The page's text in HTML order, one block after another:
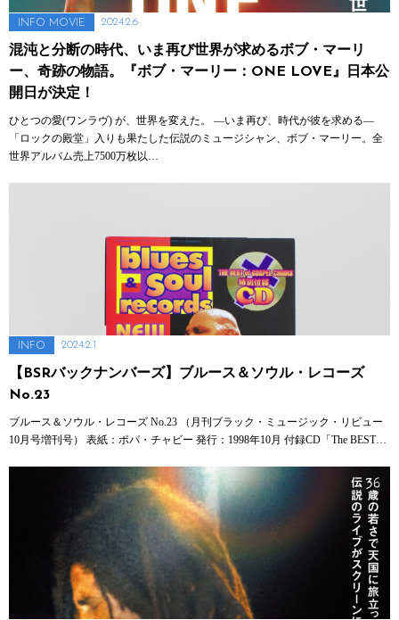
INFO MOVIE 2024.2.6
混沌と分断の時代、いま再び世界が求めるボブ・マーリ
ー、奇跡の物語。『ボブ・マーリー：ONE LOVE』日本公
開日が決定！
ひとつの愛(ワンラヴ) が、世界を変えた。 ―いま再び、時代が彼を求める―
「ロックの殿堂」入りも果たした伝説のミュージシャン、ボブ・マーリー。全
世界アルバム売上7500万枚以…
INFO 2024.2.1
【BSRバックナンバーズ】ブルース＆ソウル・レコーズ
No.23
ブルース＆ソウル・レコーズ No.23 （月刊ブラック・ミュージック・リビュー
10月号増刊号） 表紙：ポパ・チャビー 発行：1998年10月 付録CD「The BEST…